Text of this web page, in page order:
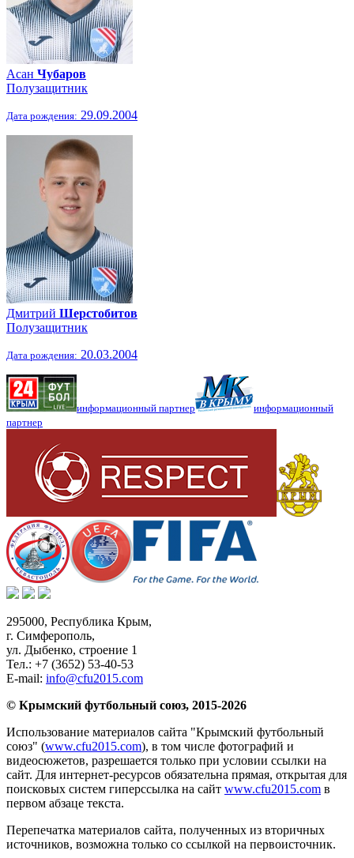
Асан Чубаров
Полузащитник
Дата рождения: 29.09.2004
Дмитрий Шерстобитов
Полузащитник
Дата рождения: 20.03.2004
информационный партнер
информационный
партнер
295000, Республика Крым,
г. Симферополь,
ул. Дыбенко, строение 1
Тел.: +7 (3652) 53-40-53
E-mail: info@cfu2015.com
© Крымский футбольный союз, 2015-2026
Использование материалов сайта "Крымский футбольный
союз" (www.cfu2015.com), в том числе фотографий и
видеосюжетов, разрешается только при условии ссылки на
сайт. Для интернет-ресурсов обязательна прямая, открытая для
поисковых систем гиперссылка на сайт www.cfu2015.com в
первом абзаце текста.
Перепечатка материалов сайта, полученных из вторичных
источников, возможна только со ссылкой на первоисточник.